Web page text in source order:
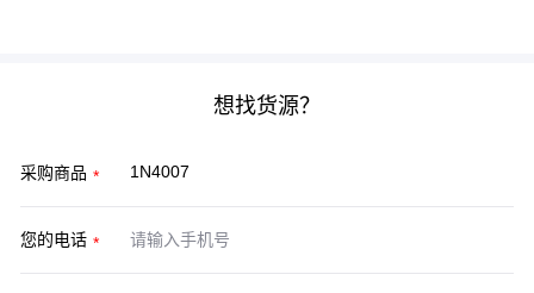
想找货源？
采购商品
您的电话